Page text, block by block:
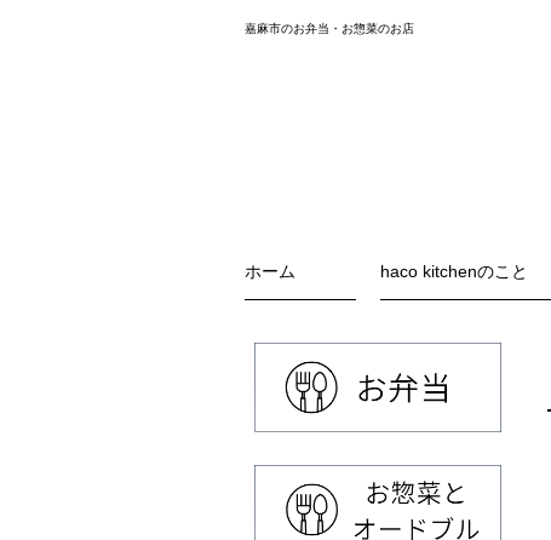
嘉麻市のお弁当・お惣菜のお店
ホーム haco kitchenのこと